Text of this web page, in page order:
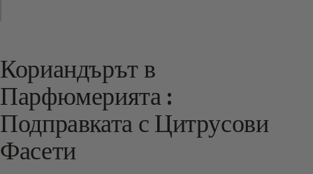
Кориандърът в
Парфюмерията :
Подправката с Цитрусови
Фасети